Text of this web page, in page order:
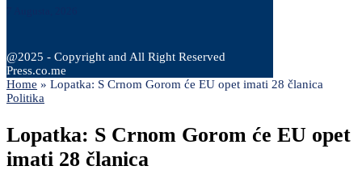
@2025 - Copyright and All Right Reserved
Press.co.me
Home » Lopatka: S Crnom Gorom će EU opet imati 28 članica
Politika
Lopatka: S Crnom Gorom će EU opet
imati 28 članica